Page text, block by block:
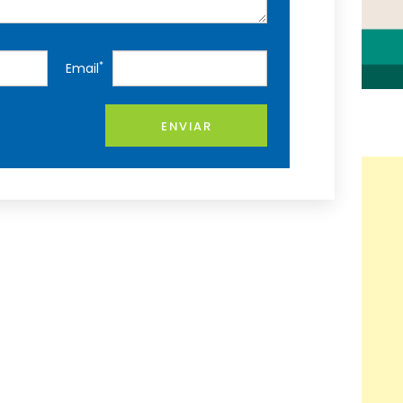
Email*
ENVIAR